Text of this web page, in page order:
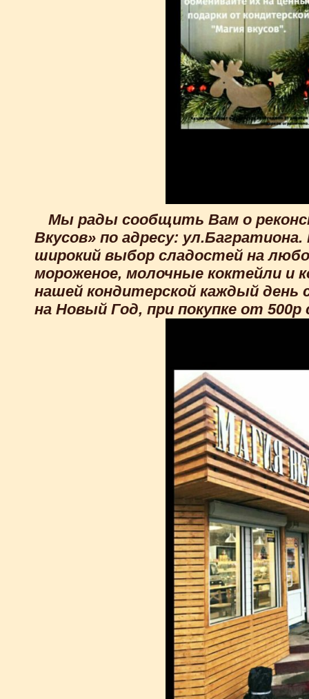
Мы рады сообщить Вам о
Вкусов» по адресу:
широкий выбор сладостей на
мороженое, молочные коктейли и
нашей кондитерской каждый день
на Новый Год, при покупке от